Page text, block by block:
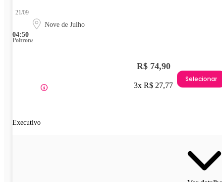
04:50
21/09
Nove de Julho
Poltrona
Executivo
R$ 74,90
3x R$ 27,77
Selecionar